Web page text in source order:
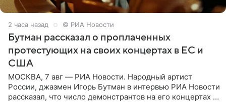
2 часа назад © РИА Новости
Бутман рассказал о проплаченных
протестующих на своих концертах в ЕС и
США
МОСКВА, 7 авг — РИА Новости. Народный артист
России, джазмен Игорь Бутман в интервью РИА Новости
рассказал, что число демонстрантов на его концертах в